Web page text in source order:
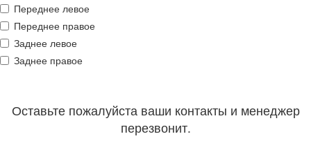
Переднее левое
Переднее правое
Заднее левое
Заднее правое
Оставьте пожалуйста ваши контакты и менеджер
перезвонит.